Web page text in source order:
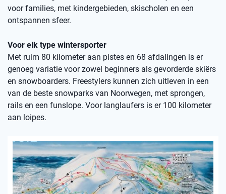
voor families, met kindergebieden, skischolen en een
ontspannen sfeer.
Voor elk type wintersporter
Met ruim 80 kilometer aan pistes en 68 afdalingen is er
genoeg variatie voor zowel beginners als gevorderde skiërs
en snowboarders. Freestylers kunnen zich uitleven in een
van de beste snowparks van Noorwegen, met sprongen,
rails en een funslope. Voor langlaufers is er 100 kilometer
aan loipes.